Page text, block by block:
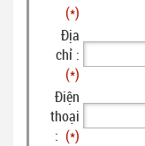
(*)
Địa
chỉ :
(*)
Điện
thoại
: (*)